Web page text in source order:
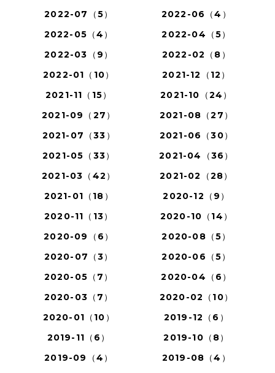
2022-07（5）
2022-06（4）
2022-05（4）
2022-04（5）
2022-03（9）
2022-02（8）
2022-01（10）
2021-12（12）
2021-11（15）
2021-10（24）
2021-09（27）
2021-08（27）
2021-07（33）
2021-06（30）
2021-05（33）
2021-04（36）
2021-03（42）
2021-02（28）
2021-01（18）
2020-12（9）
2020-11（13）
2020-10（14）
2020-09（6）
2020-08（5）
2020-07（3）
2020-06（5）
2020-05（7）
2020-04（6）
2020-03（7）
2020-02（10）
2020-01（10）
2019-12（6）
2019-11（6）
2019-10（8）
2019-09（4）
2019-08（4）